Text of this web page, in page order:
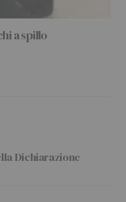
a spillo
Dichiarazione